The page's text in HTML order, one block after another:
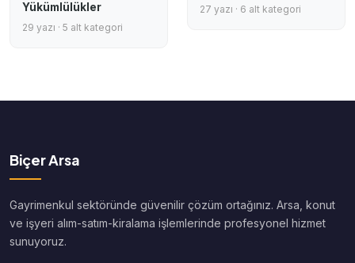
Yükümlülükler
29 yazı · 5 alt kategori
27 yazı · 6 alt kategori
Biçer Arsa
Gayrimenkul sektöründe güvenilir çözüm ortağınız. Arsa, konut
ve işyeri alım-satım-kiralama işlemlerinde profesyonel hizmet
sunuyoruz.